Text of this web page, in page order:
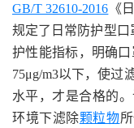
GB/T 32610-2016 《
规定了日常防护型
护性能指标，明确
75μg/m3以下，使过
水平，才是合格的
环境下滤除颗粒物